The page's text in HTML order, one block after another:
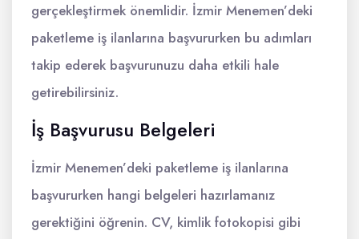
gerçekleştirmek önemlidir. İzmir Menemen’deki
paketleme iş ilanlarına başvururken bu adımları
takip ederek başvurunuzu daha etkili hale
getirebilirsiniz.
İş Başvurusu Belgeleri
İzmir Menemen’deki paketleme iş ilanlarına
başvururken hangi belgeleri hazırlamanız
gerektiğini öğrenin. CV, kimlik fotokopisi gibi